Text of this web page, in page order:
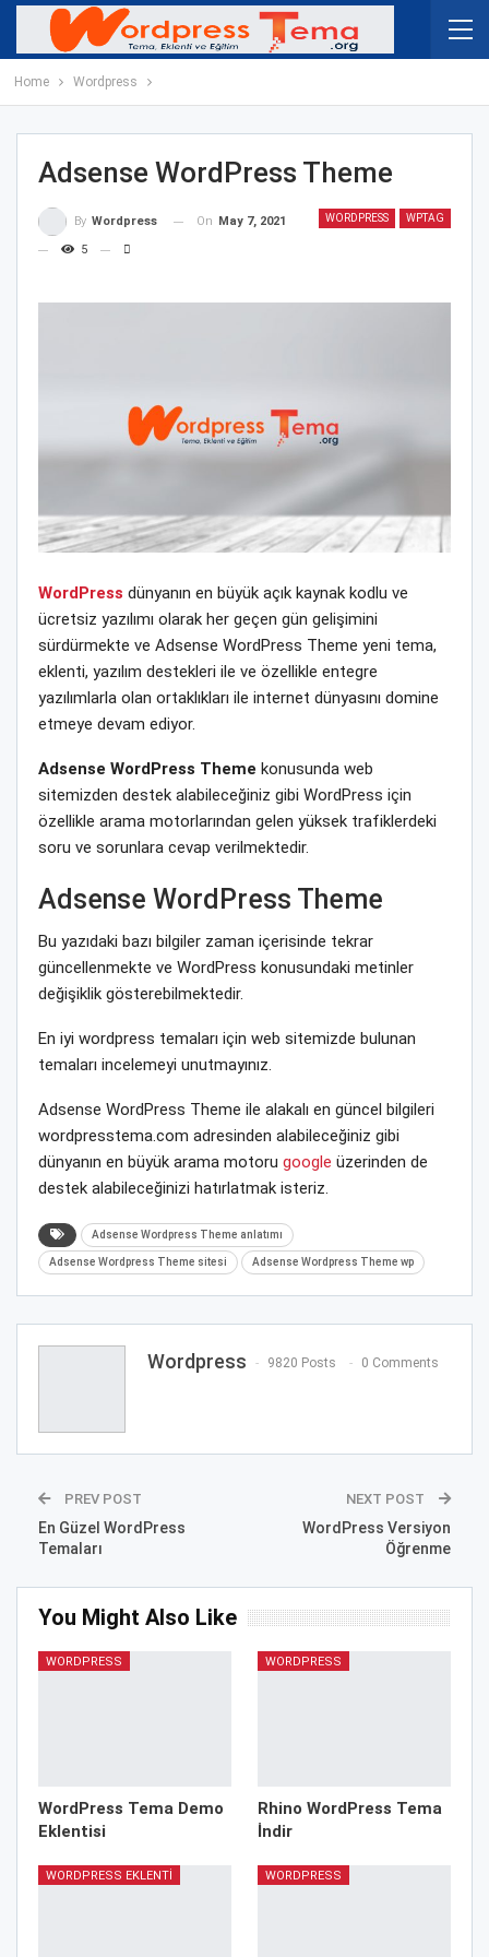
Home Wordpress
Adsense WordPress Theme
WORDPRESS WPTAG
By Wordpress On May 7, 2021
5
WordPress dünyanın en büyük açık kaynak kodlu ve
ücretsiz yazılımı olarak her geçen gün gelişimini
sürdürmekte ve Adsense WordPress Theme yeni tema,
eklenti, yazılım destekleri ile ve özellikle entegre
yazılımlarla olan ortaklıkları ile internet dünyasını domine
etmeye devam ediyor.
Adsense WordPress Theme konusunda web
sitemizden destek alabileceğiniz gibi WordPress için
özellikle arama motorlarından gelen yüksek trafiklerdeki
soru ve sorunlara cevap verilmektedir.
Adsense WordPress Theme
Bu yazıdaki bazı bilgiler zaman içerisinde tekrar
güncellenmekte ve WordPress konusundaki metinler
değişiklik gösterebilmektedir.
En iyi wordpress temaları için web sitemizde bulunan
temaları incelemeyi unutmayınız.
Adsense WordPress Theme ile alakalı en güncel bilgileri
wordpresstema.com adresinden alabileceğiniz gibi
dünyanın en büyük arama motoru google üzerinden de
destek alabileceğinizi hatırlatmak isteriz.
Adsense Wordpress Theme anlatımı
Adsense Wordpress Theme sitesi Adsense Wordpress Theme wp
Wordpress 9820 Posts 0 Comments
PREV POST
En Güzel WordPress
Temaları
NEXT POST
WordPress Versiyon
Öğrenme
You Might Also Like
WORDPRESS
WordPress Tema Demo
Eklentisi
WORDPRESS
Rhino WordPress Tema
İndir
WORDPRESS EKLENTI WORDPRESS